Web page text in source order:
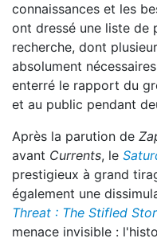
connaissances et les
ont dressé une liste de
recherche, dont
absolument
enterré le rapport du
et au public pendant
Après la parution de
avant Currents, le
prestigieux à grand
également une
Threat : The Stifled
menace invisible :